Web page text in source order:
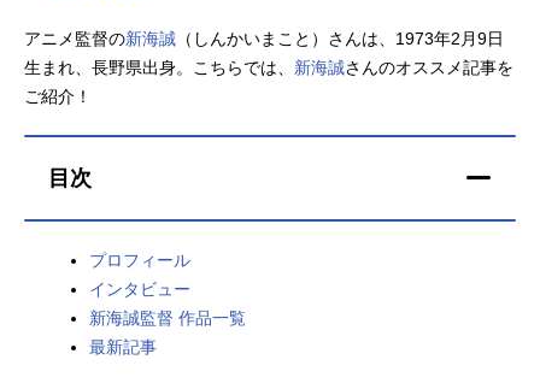
アニメ記事一覧 声優記事一覧
アニメ映画一覧
今期アニメ曜日別一覧
春アニメ
男性声優/女性声優一覧
アニメ監督の新海誠 （しんかいまこと）さんは、1973年2月9日
生まれ、長野県出身。こちらでは、 新海誠さんのオススメ記事を
ご紹介！
目次
プロフィール
インタビュー
新海誠監督 作品一覧
最新記事